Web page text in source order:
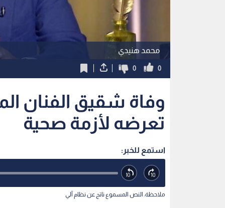
محمد هنيدي
0
0
وفاة شقيق الفنان
تعرضه لأزمة صحية
استمع للخبر:
ملاحظة: النص المسموع ناتج عن نظام آلي